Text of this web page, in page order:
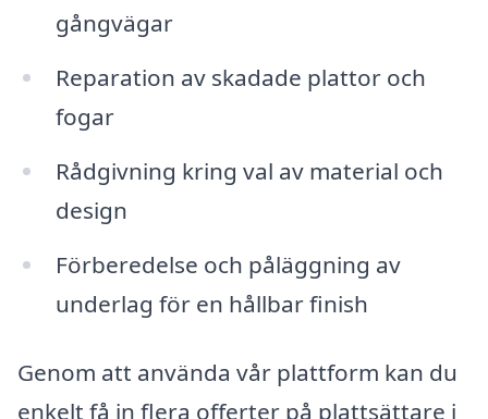
gångvägar
Reparation av skadade plattor och
fogar
Rådgivning kring val av material och
design
Förberedelse och påläggning av
underlag för en hållbar finish
Genom att använda vår plattform kan du
enkelt få in flera offerter på plattsättare i